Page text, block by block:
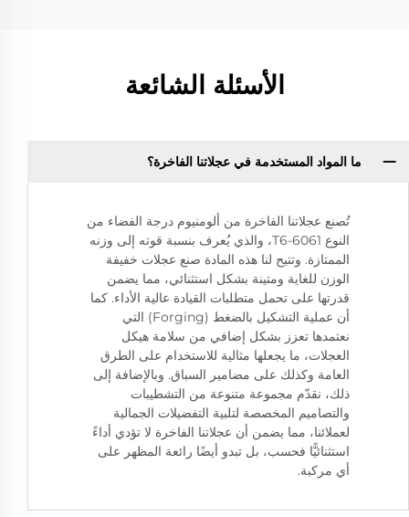
الأسئلة الشائعة
ما المواد المستخدمة في عجلاتنا الفاخرة؟
تُصنع عجلاتنا الفاخرة من ألومنيوم درجة الفضاء من
النوع 6061-T6، والذي يُعرف بنسبة قوته إلى وزنه
الممتازة. وتتيح لنا هذه المادة صنع عجلات خفيفة
الوزن للغاية ومتينة بشكل استثنائي، مما يضمن
قدرتها على تحمل متطلبات القيادة عالية الأداء. كما
أن عملية التشكيل بالضغط (Forging) التي
نعتمدها تعزز بشكل إضافي من سلامة هيكل
العجلات، ما يجعلها مثالية للاستخدام على الطرق
العامة وكذلك على مضامير السباق. وبالإضافة إلى
ذلك، نقدّم مجموعة متنوعة من التشطيبات
والتصاميم المخصصة لتلبية التفضيلات الجمالية
لعملائنا، مما يضمن أن عجلاتنا الفاخرة لا تؤدي أداءً
استثنائيًّا فحسب، بل تبدو أيضًا رائعة المظهر على
أي مركبة.